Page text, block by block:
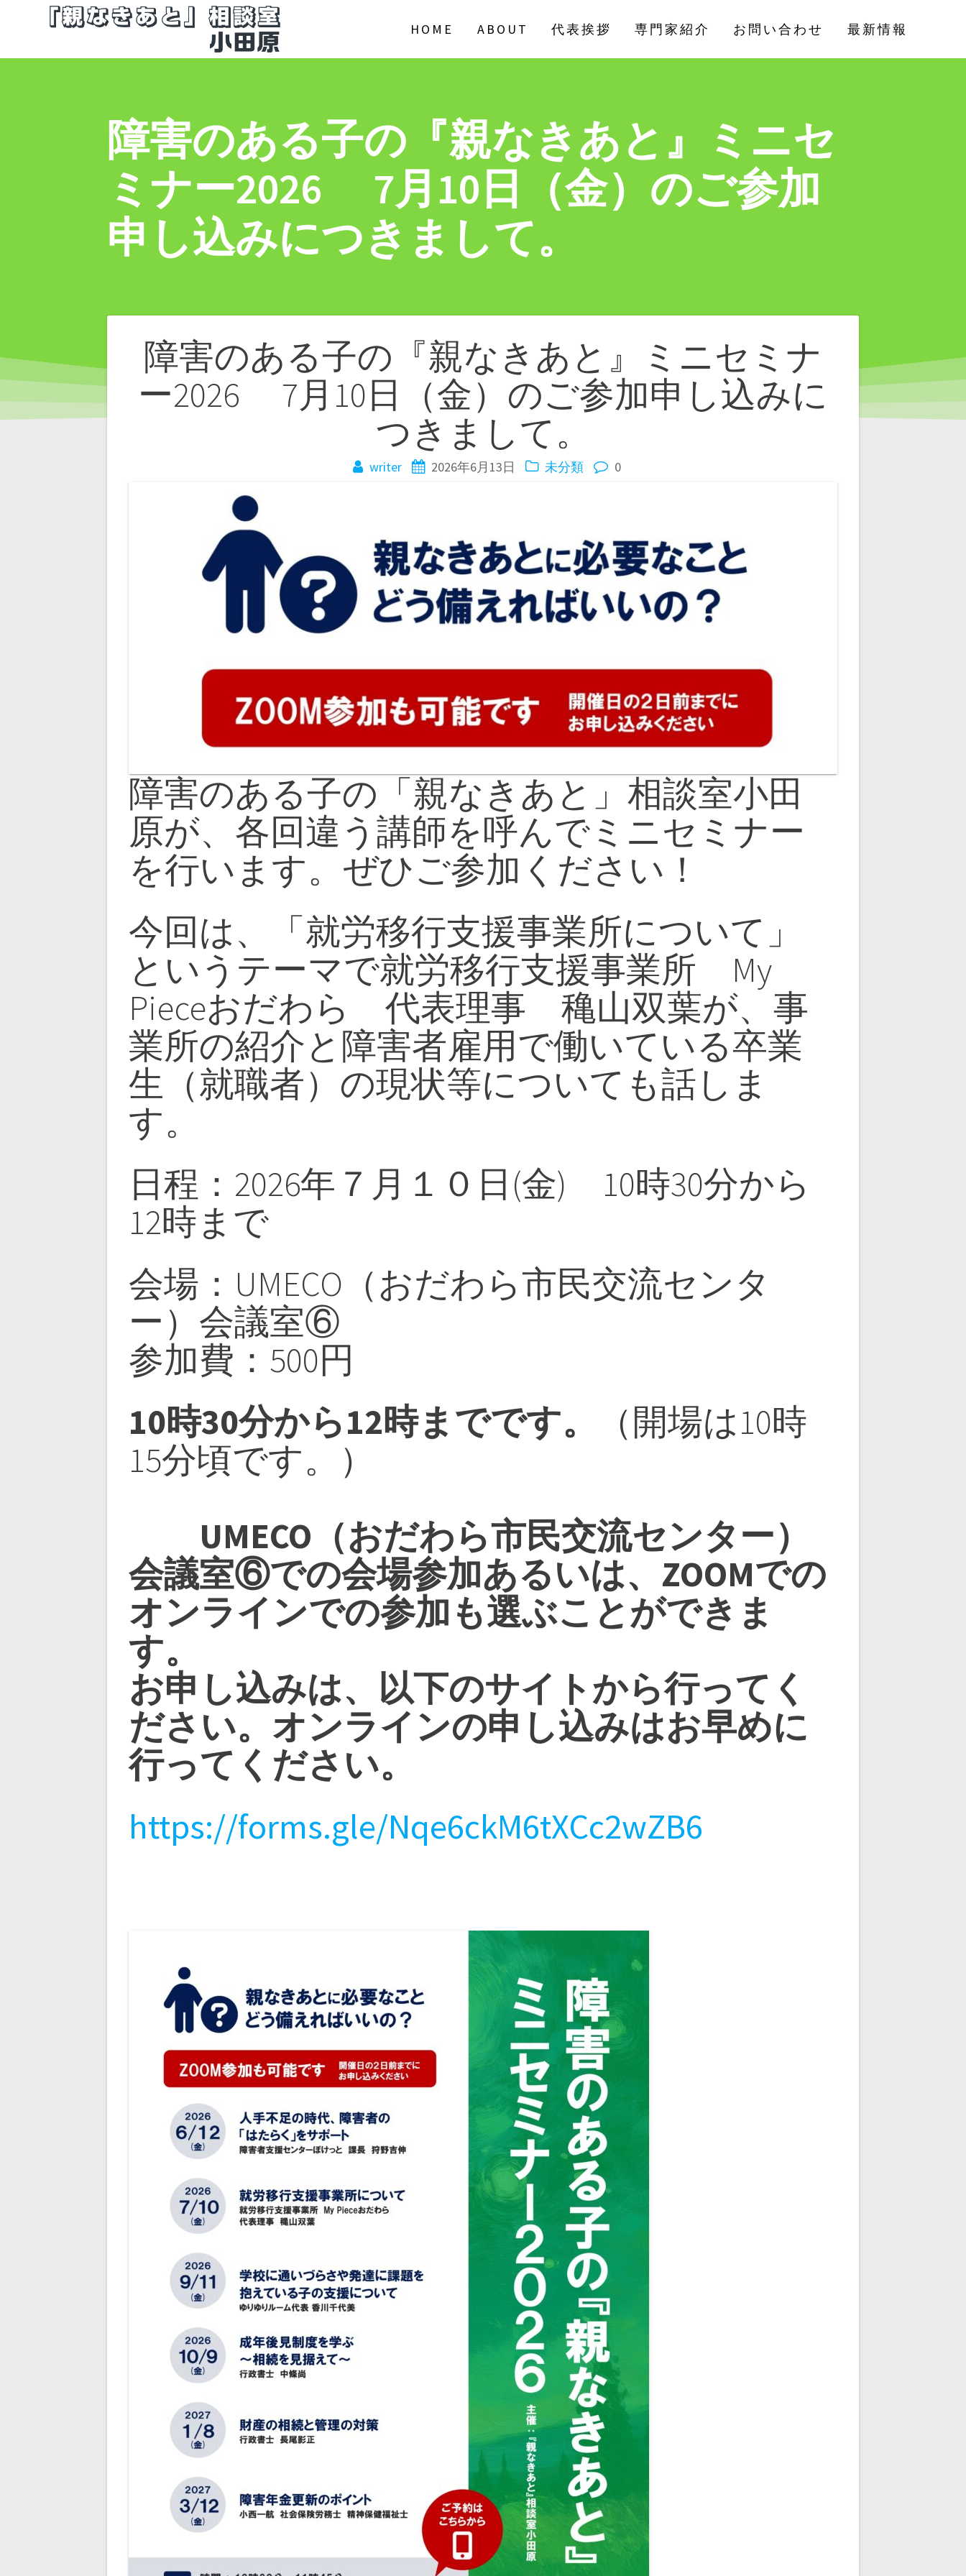
ン
HOME ABOUT 代表挨拶 専門家紹介 お問い合わせ 最新情報
障害のある子の『親なきあと』ミニセ
ミナー2026 7月10日（金）のご参加
申し込みにつきまして。
障害のある子の『親なきあと』ミニセミナ
ー2026 7月10日（金）のご参加申し込みに
つきまして。
writer 2026年6月13日 未分類 0
障害のある子の「親なきあと」相談室小田
原が、各回違う講師を呼んでミニセミナー
を行います。ぜひご参加ください！
今回は、「就労移行支援事業所について」
というテーマで就労移行支援事業所 My
Pieceおだわら 代表理事 穐山双葉が、事
業所の紹介と障害者雇用で働いている卒業
生（就職者）の現状等についても話しま
す。
日程：2026年７月１０日(金) 10時30分から
12時まで
会場：UMECO（おだわら市民交流センタ
ー）会議室⑥
参加費：500円
10時30分から12時までです。
（開場は10時
15分頃です。）
UMECO（おだわら市民交流センター）
会議室⑥での会場参加あるいは、ZOOMでの
オンラインでの参加も選ぶことができま
す。
お申し込みは、以下のサイトから行ってく
ださい。オンラインの申し込みはお早めに
行ってください。
https://forms.gle/Nqe6ckM6tXCc2wZB6
稿
ナ